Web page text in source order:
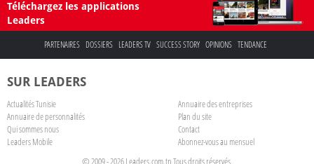
Téléchargez les applications
Leaders
PARTENAIRES DOSSIERS LEADERS TV SUCCESS STORY OPINIONS TENDANCE
SUR LEADERS
Actualités Tunisie
Annuaire des entreprises
Annuaire de personnalités
Plan du site
Qui sommes nous
Contact
Leaders Mobile
Abonnez-vous au mensuel
© 2009 - 2026 Leaders.com.tn Tous droits réservés.